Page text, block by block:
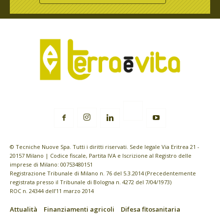
© Tecniche Nuove Spa. Tutti i diritti riservati. Sede legale Via Eritrea 21 -
20157 Milano | Codice fiscale, Partita IVA e Iscrizione al Registro delle
imprese di Milano: 00753480151
Registrazione Tribunale di Milano n. 76 del 5.3.2014 (Precedentemente
registrata presso il Tribunale di Bologna n. 4272 del 7/04/1973)
ROC n. 24344 dell’11 marzo 2014
Attualità Finanziamenti agricoli
Difesa fitosanitaria